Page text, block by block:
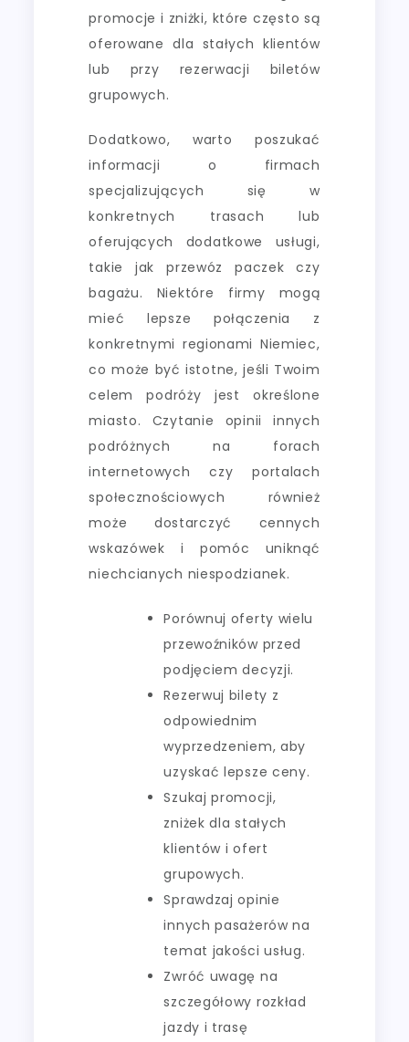
promocje i zniżki, które często są
oferowane dla stałych klientów
lub przy rezerwacji biletów
grupowych.
Dodatkowo, warto poszukać
informacji o firmach
specjalizujących się w
konkretnych trasach lub
oferujących dodatkowe usługi,
takie jak przewóz paczek czy
bagażu. Niektóre firmy mogą
mieć lepsze połączenia z
konkretnymi regionami Niemiec,
co może być istotne, jeśli Twoim
celem podróży jest określone
miasto. Czytanie opinii innych
podróżnych na forach
internetowych czy portalach
społecznościowych również
może dostarczyć cennych
wskazówek i pomóc uniknąć
niechcianych niespodzianek.
Porównuj oferty wielu
przewoźników przed
podjęciem decyzji.
Rezerwuj bilety z
odpowiednim
wyprzedzeniem, aby
uzyskać lepsze ceny.
Szukaj promocji,
zniżek dla stałych
klientów i ofert
grupowych.
Sprawdzaj opinie
innych pasażerów na
temat jakości usług.
Zwróć uwagę na
szczegółowy rozkład
jazdy i trasę